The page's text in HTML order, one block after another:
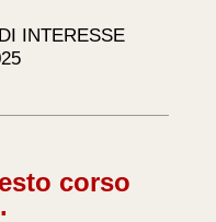
INTERESSE
corso